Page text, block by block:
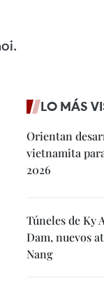
LO MÁS
Orientan
vietnamita
2026
Túneles de Ky
Dam, nuevos
Nang